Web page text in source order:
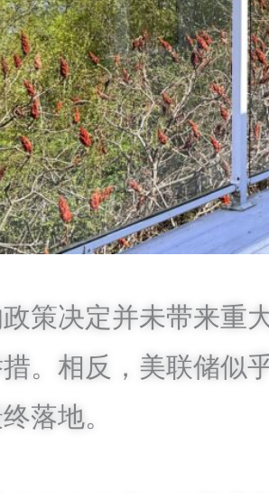
策决定并未带来重
。相反，美联储似
落地。